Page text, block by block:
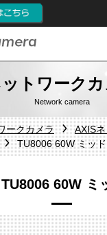
トワークカ
Network camera
ークカメラ
AXIS
TU8006 60W ミッ
60W ミ